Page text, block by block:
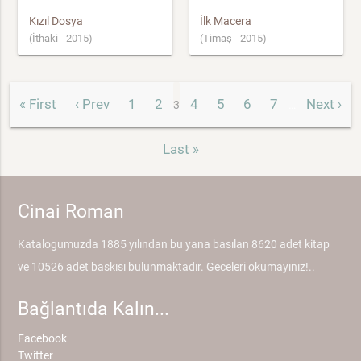
Kızıl Dosya
(İthaki - 2015)
İlk Macera
(Timaş - 2015)
« First ‹ Prev 1 2 3 4 5 6 7 Next ›
Last »
Cinai Roman
Katalogumuzda 1885 yılından bu yana basılan 8620 adet kitap
ve 10526 adet baskısı bulunmaktadır. Geceleri okumayınız!..
Bağlantıda Kalın...
Facebook
Twitter